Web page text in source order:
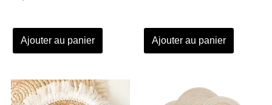
Ajouter au panier Ajouter au panier